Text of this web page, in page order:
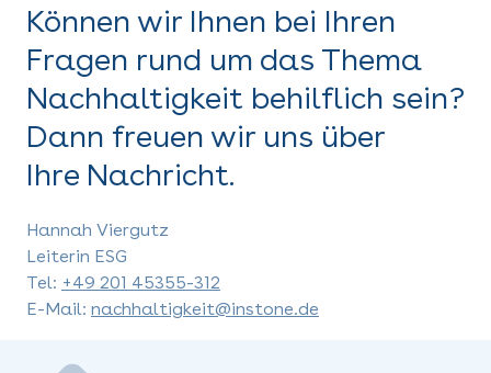
Können wir Ihnen bei Ihren
Fragen rund um das Thema
Nachhaltigkeit behilflich sein?
Dann freuen wir uns über
Ihre Nachricht.
Hannah Viergutz
Leiterin ESG
Tel: +49 201 45355-312
E-Mail: nachhaltigkeit@instone.de